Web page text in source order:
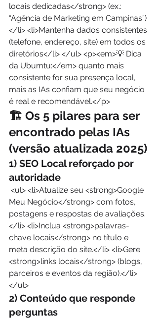
locais dedicadas</strong> (ex.:
“Agência de Marketing em Campinas”)
</li> <li>Mantenha dados consistentes
(telefone, endereço, site) em todos os
diretórios</li> </ul> <p><em>💡 Dica
da Ubumtu:</em> quanto mais
consistente for sua presença local,
mais as IAs confiam que seu negócio
é real e recomendável.</p>
🏗️ Os 5 pilares para ser
encontrado pelas IAs
(versão atualizada 2025)
1) SEO Local reforçado por
autoridade
Meu Negócio</strong> com fotos,
postagens e respostas de avaliações.
</li> <li>Inclua <strong>palavras-
chave locais</strong> no título e
meta descrição do site.</li> <li>Gere
<strong>links locais</strong> (blogs,
parceiros e eventos da região).</li>
</ul>
2) Conteúdo que responde
perguntas